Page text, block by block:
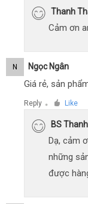
Thanh
Cảm ơn
N Ngọc Ngân
Giá rẻ, sản
Reply ● Like
BS
Dạ, cảm
những
được